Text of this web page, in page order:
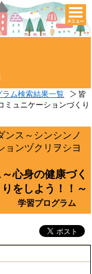
ラム検索結果一覧
皆
ミュニケーションづくり
ンス～シンシンノ
ョンヅクリヲシヨ
心身の健康づく
をしよう！！～
学習プログラム